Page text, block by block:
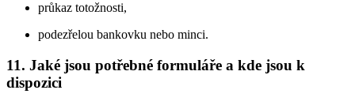
průkaz totožnosti,
podezřelou bankovku nebo minci.
11. Jaké jsou potřebné formuláře a kde jsou k
dispozici